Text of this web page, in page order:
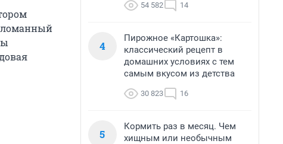
54 582 14
4
Пирожное «Картошка»:
классический рецепт в
домашних условиях с тем
самым вкусом из детства
30 823 16
5
Кормить раз в месяц. Чем
хищным или необычным